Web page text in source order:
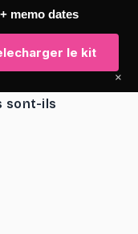
sont-ils
memo dates
le kit
×